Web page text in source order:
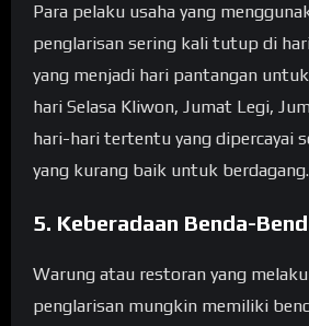
Para pelaku usaha yang
penglarisan sering kali tutup di
yang menjadi hari pantangan
hari Selasa Kliwon, Jumat Legi,
hari-hari tertentu yang dipercayai
yang kurang baik untuk berdagang.
5. Keberadaan Benda-
Warung atau restoran yang
penglarisan mungkin memiliki